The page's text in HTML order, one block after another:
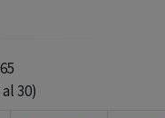
30)